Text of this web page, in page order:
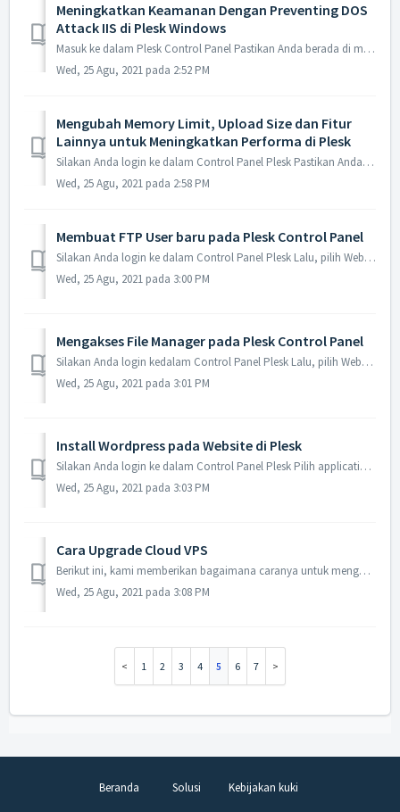
Meningkatkan Keamanan Dengan Preventing DOS
Attack IIS di Plesk Windows
Masuk ke dalam Plesk Control Panel Pastikan Anda berada di menu Websites & Domains Klik pada IIS Setting yang ada pada sub menu Domain...
Wed, 25 Agu, 2021 pada 2:52 PM
Mengubah Memory Limit, Upload Size dan Fitur
Lainnya untuk Meningkatkan Performa di Plesk
Silakan Anda login ke dalam Control Panel Plesk Pastikan Anda berada di dalam menu Websites & Domains Lalu, klik PHP settings Silakan...
Wed, 25 Agu, 2021 pada 2:58 PM
Membuat FTP User baru pada Plesk Control Panel
Silakan Anda login ke dalam Control Panel Plesk Lalu, pilih Websites and domains Selanjutnya, klik FTP access Pilih Add FTP account ...
Wed, 25 Agu, 2021 pada 3:00 PM
Mengakses File Manager pada Plesk Control Panel
Silakan Anda login kedalam Control Panel Plesk Lalu, pilih Websites and domains Klik File manager Jika berhasil, maka akan menghasilkan ...
Wed, 25 Agu, 2021 pada 3:01 PM
Install Wordpress pada Website di Plesk
Silakan Anda login ke dalam Control Panel Plesk Pilih application Lalu, klik Installation pada aplikasi Wordpress Jika berhasil, maka akan menamp...
Wed, 25 Agu, 2021 pada 3:03 PM
Cara Upgrade Cloud VPS
Berikut ini, kami memberikan bagaimana caranya untuk mengupgrade VPS. Sebagai contoh, Anda ingin mengubah paket 2G menjadi paket 4G dengan mudah. Silakan ik...
Wed, 25 Agu, 2021 pada 3:08 PM
1 2 3 4 5 6 7
Beranda Solusi Kebijakan kuki